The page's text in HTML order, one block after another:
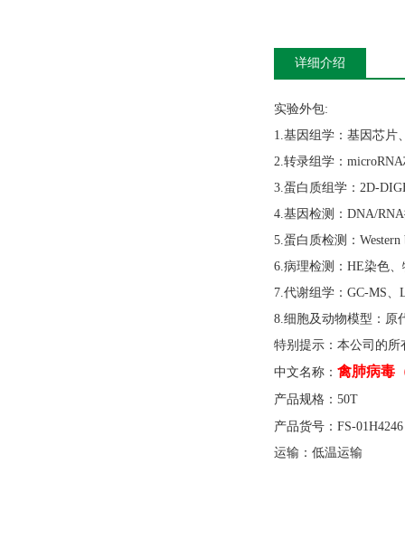
详细介绍
实验外包:
1.基因组学：基因芯片
2.转录组学：
3.蛋白质组学：2D-
4.基因检测：DNA/RNA
5.蛋白质检测：
6.病理检测：HE染色
7.代谢组学：GC-MS、
8.细胞及动物模型：原
特别提示：本公司的
中文名称： 禽肺病毒
产品规格： 50T
产品货号： FS-01H4246
运输：低温运输